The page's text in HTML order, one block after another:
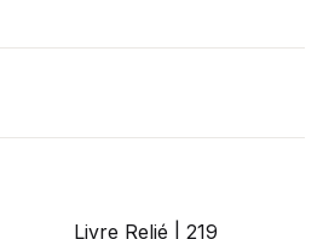
Livre Relié | 219